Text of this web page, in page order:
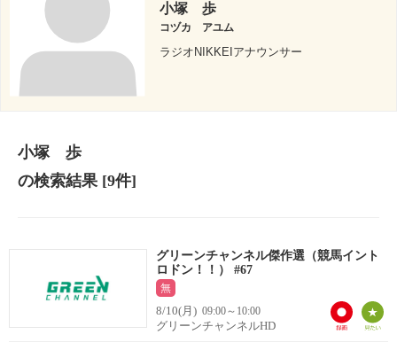
小塚 歩
コヅカ アユム
ラジオNIKKEIアナウンサー
小塚 歩
の検索結果[9件]
グリーンチャンネル傑作選（競馬イント
ロドン！！） #67
無
8/10(月) 09:00～10:00
グリーンチャンネルHD